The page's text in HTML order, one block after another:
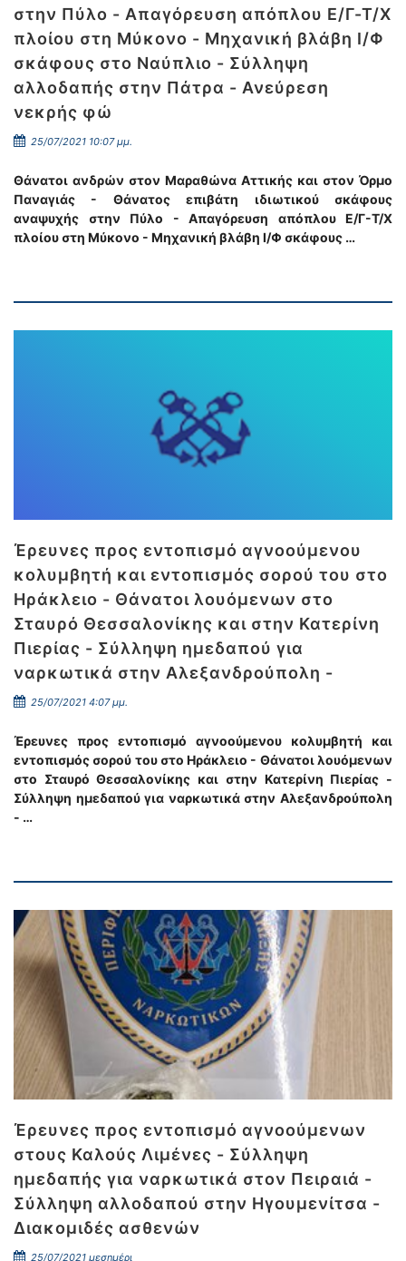
στην Πύλο - Απαγόρευση απόπλου Ε/Γ-Τ/Χ
πλοίου στη Μύκονο - Μηχανική βλάβη Ι/Φ
σκάφους στο Ναύπλιο - Σύλληψη
αλλοδαπής στην Πάτρα - Ανεύρεση
νεκρής φώ
25/07/2021 10:07 μμ.
Θάνατοι ανδρών στον Μαραθώνα Αττικής και στον Όρμο
Παναγιάς - Θάνατος επιβάτη ιδιωτικού σκάφους
αναψυχής στην Πύλο - Απαγόρευση απόπλου Ε/Γ-Τ/Χ
πλοίου στη Μύκονο - Μηχανική βλάβη Ι/Φ σκάφους …
Έρευνες προς εντοπισμό αγνοούμενου
κολυμβητή και εντοπισμός σορού του στο
Ηράκλειο - Θάνατοι λουόμενων στο
Σταυρό Θεσσαλονίκης και στην Κατερίνη
Πιερίας - Σύλληψη ημεδαπού για
ναρκωτικά στην Αλεξανδρούπολη -
25/07/2021 4:07 μμ.
Έρευνες προς εντοπισμό αγνοούμενου κολυμβητή και
εντοπισμός σορού του στο Ηράκλειο - Θάνατοι λουόμενων
στο Σταυρό Θεσσαλονίκης και στην Κατερίνη Πιερίας -
Σύλληψη ημεδαπού για ναρκωτικά στην Αλεξανδρούπολη
- …
Έρευνες προς εντοπισμό αγνοούμενων
στους Καλούς Λιμένες - Σύλληψη
ημεδαπής για ναρκωτικά στον Πειραιά -
Σύλληψη αλλοδαπού στην Ηγουμενίτσα -
Διακομιδές ασθενών
25/07/2021 μεσημέρι